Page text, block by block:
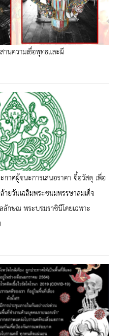
านความเชื่อพุทธและผี
าศผู้ชนะการเสนอราคา ซื้อวัสดุ เพื่อ
ยวันเฉลิมพระชนมพรรษาสมเด็จ
กษณ พระบรมราชินีโดยเฉพาะ